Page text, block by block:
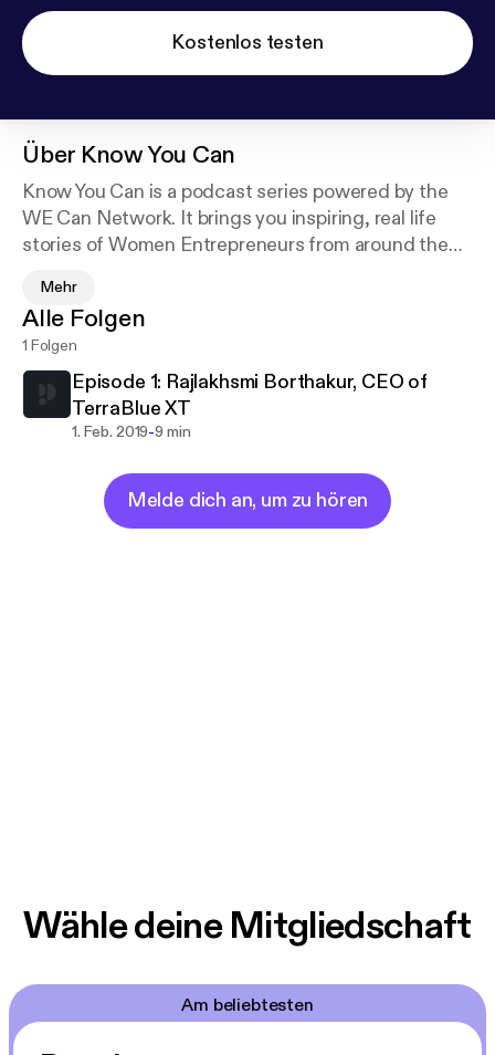
Kostenlos testen
Über Know You Can
Know You Can is a podcast series powered by the
WE Can Network. It brings you inspiring, real life
stories of Women Entrepreneurs from around the
the challenges they faced along the way and how
they found the strength to overcome them.
Mehr
Alle Folgen
1 Folgen
Episode 1: Rajlakhsmi Borthakur, CEO of
TerraBlue XT
1. Feb. 2019-9 min
Melde dich an, um zu hören
Wähle deine Mitgliedschaft
Am beliebtesten